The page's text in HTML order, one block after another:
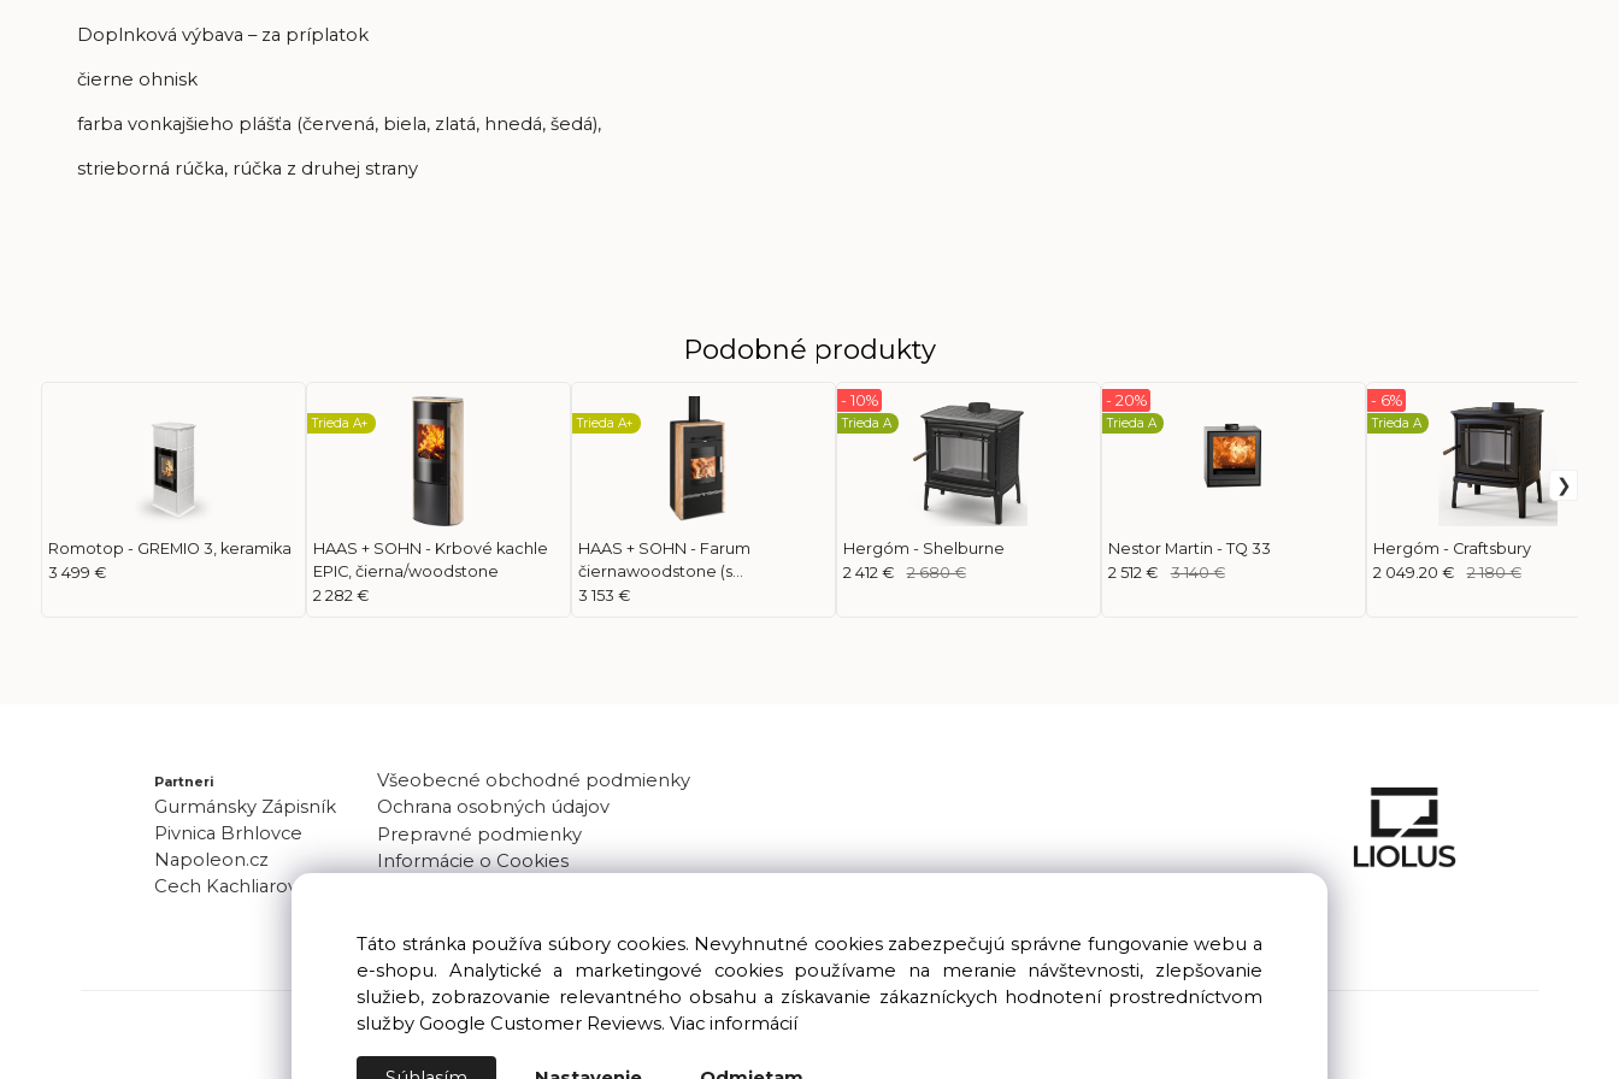
Doplnková výbava – za príplatok
čierne ohnisk
farba vonkajšieho plášťa (červená, biela, zlatá, hnedá, šedá),
strieborná rúčka, rúčka z druhej strany
Podobné produkty
Romotop - GREMIO 3, keramika
3 499 €
HAAS + SOHN - Krbové kachle
EPIC, čierna/woodstone
Trieda A+
2 282 €
HAAS + SOHN - Farum
čiernawoodstone (s
výmenníkom)
Trieda A+
3 153 €
Hergóm - Shelburne
Trieda A
- 10%
2 412 € 2 680 €
Nestor Martin - TQ 33
Trieda A
- 20%
2 512 € 3 140 €
Hergóm - Craftsbury
Trieda A
- 6%
2 049.20 € 2 180 €
Partneri
Gurmánsky Zápisník
Pivnica Brhlovce
Napoleon.cz
Cech Kachliarov
Všeobecné obchodné podmienky
Ochrana osobných údajov
Prepravné podmienky
Informácie o Cookies
Copyright © 2016 – 2026 LIOLUS s.r.o. Všetky práva vyhradené.
Táto stránka používa súbory cookies. Nevyhnutné cookies zabezpečujú správne fungovanie webu a
e-shopu. Analytické a marketingové cookies používame na meranie návštevnosti, zlepšovanie
služieb, zobrazovanie relevantného obsahu a získavanie zákazníckych hodnotení prostredníctvom
služby Google Customer Reviews. Viac informácií